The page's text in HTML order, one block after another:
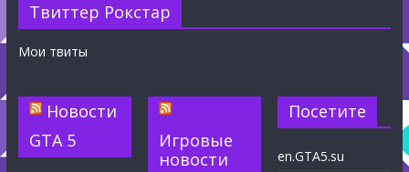
Твиттер Рокстар
Мои твиты
Новости
GTA 5
Игровые
новости
Посетите
en.GTA5.su